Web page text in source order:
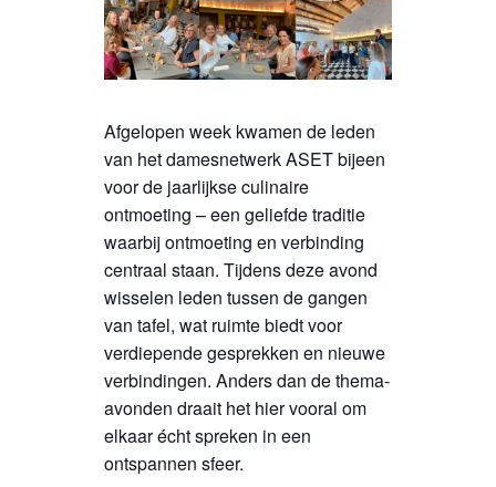
Afgelopen week kwamen de leden
van het damesnetwerk ASET bijeen
voor de jaarlijkse culinaire
ontmoeting – een geliefde traditie
waarbij ontmoeting en verbinding
centraal staan. Tijdens deze avond
wisselen leden tussen de gangen
van tafel, wat ruimte biedt voor
verdiepende gesprekken en nieuwe
verbindingen. Anders dan de thema-
avonden draait het hier vooral om
elkaar écht spreken in een
ontspannen sfeer.